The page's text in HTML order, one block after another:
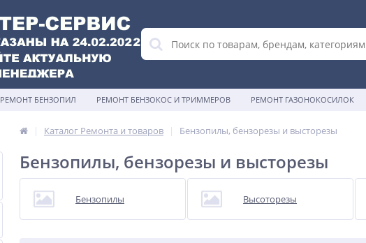
РЕМОНТ БЕНЗОПИЛ РЕМОНТ БЕНЗОКОС И ТРИММЕРОВ РЕМОНТ ГАЗОНОКОСИЛОК
Каталог Ремонта и товаров Бензопилы, бензорезы и высторезы
Бензопилы, бензорезы и высторезы
Бензопилы Высоторезы